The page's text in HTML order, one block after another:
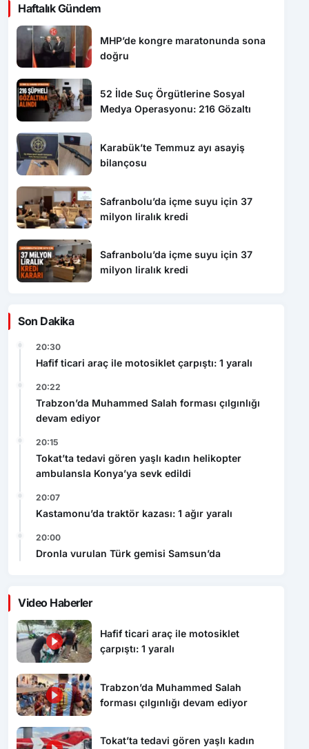
Haftalık Gündem
MHP’de kongre maratonunda sona
doğru
52 İlde Suç Örgütlerine Sosyal
Medya Operasyonu: 216 Gözaltı
Karabük’te Temmuz ayı asayiş
bilançosu
Safranbolu’da içme suyu için 37
milyon liralık kredi
Safranbolu’da içme suyu için 37
milyon liralık kredi
Son Dakika
20:30
Hafif ticari araç ile motosiklet çarpıştı: 1 yaralı
20:22
Trabzon’da Muhammed Salah forması çılgınlığı
devam ediyor
20:15
Tokat’ta tedavi gören yaşlı kadın helikopter
ambulansla Konya’ya sevk edildi
20:07
Kastamonu’da traktör kazası: 1 ağır yaralı
20:00
Dronla vurulan Türk gemisi Samsun’da
Video Haberler
Hafif ticari araç ile motosiklet
çarpıştı: 1 yaralı
Trabzon’da Muhammed Salah
forması çılgınlığı devam ediyor
Tokat’ta tedavi gören yaşlı kadın